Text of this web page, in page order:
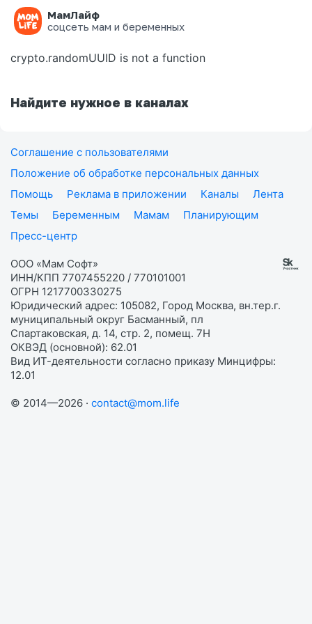
МамЛайф
соцсеть мам и беременных
Ошибка на странице
crypto.randomUUID is not a function
Найдите нужное в каналах
Соглашение с пользователями
Положение об обработке персональных данных
Помощь
Реклама в приложении Каналы
Лента
Темы
Беременным Мамам
Планирующим
Пресс-центр
ООО «Мам Софт»
ИНН/КПП 7707455220 / 770101001
ОГРН 1217700330275
Юридический адрес: 105082, Город Москва, вн.тер.г.
муниципальный округ Басманный, пл
Спартаковская, д. 14, стр. 2, помещ. 7Н
ОКВЭД (основной): 62.01
Вид ИТ-деятельности согласно приказу Минцифры:
12.01
© 2014—2026 · contact@mom.life